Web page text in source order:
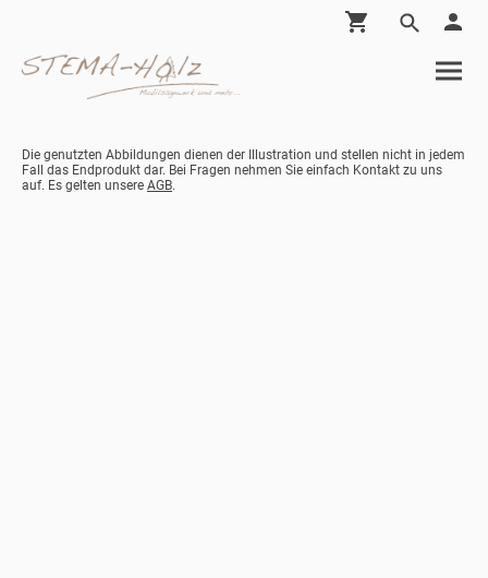
Die genutzten Abbildungen dienen der Illustration und stellen nicht in jedem
Fall das Endprodukt dar. Bei Fragen nehmen Sie einfach Kontakt zu uns
auf. Es gelten unsere AGB.